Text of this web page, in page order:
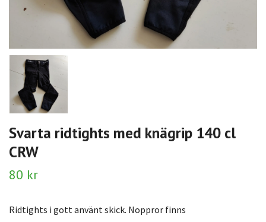
Svarta ridtights med knägrip 140 cl
CRW
80 kr
Ridtights i gott använt skick. Noppror finns